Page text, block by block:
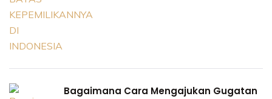
Bagaimana Cara Mengajukan Gugatan